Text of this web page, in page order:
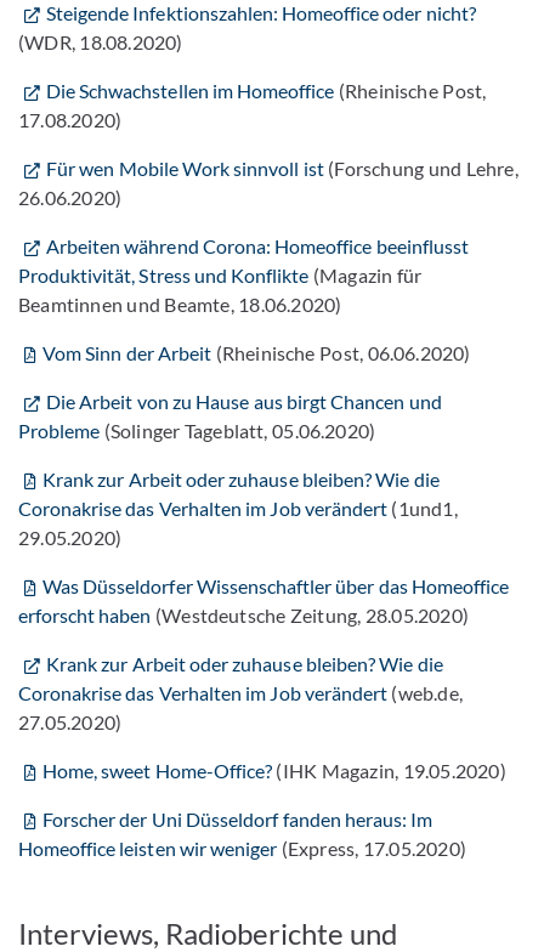
Steigende Infektionszahlen: Homeoffice oder nicht?
(WDR, 18.08.2020)
Die Schwachstellen im Homeoffice (Rheinische Post,
17.08.2020)
Für wen Mobile Work sinnvoll ist(Forschung und Lehre,
26.06.2020)
Arbeiten während Corona: Homeoffice beeinflusst
Produktivität, Stress und Konflikte (Magazin für
Beamtinnen und Beamte, 18.06.2020)
Vom Sinn der Arbeit (Rheinische Post, 06.06.2020)
Die Arbeit von zu Hause aus birgt Chancen und
Probleme (Solinger Tageblatt, 05.06.2020)
Krank zur Arbeit oder zuhause bleiben? Wie die
Coronakrise das Verhalten im Job verändert(1und1,
29.05.2020)
Was Düsseldorfer Wissenschaftler über das Homeoffice
erforscht haben (Westdeutsche Zeitung, 28.05.2020)
Krank zur Arbeit oder zuhause bleiben? Wie die
Coronakrise das Verhalten im Job verändert(web.de,
27.05.2020)
Home, sweet Home-Office?(IHK Magazin, 19.05.2020)
Forscher der Uni Düsseldorf fanden heraus: Im
Homeoffice leisten wir weniger (Express, 17.05.2020)
Interviews, Radioberichte und